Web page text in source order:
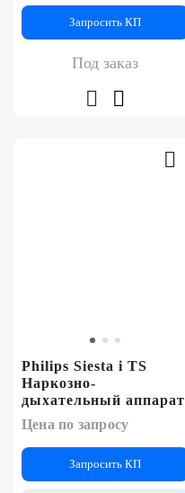
Запросить КП
Под заказ
Philips Siesta i TS
Наркозно-
дыхательный аппарат
Цена по запросу
Запросить КП